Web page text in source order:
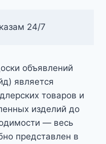
24/7
объявлений
является
товаров и
изделий до
— весь
представлен в